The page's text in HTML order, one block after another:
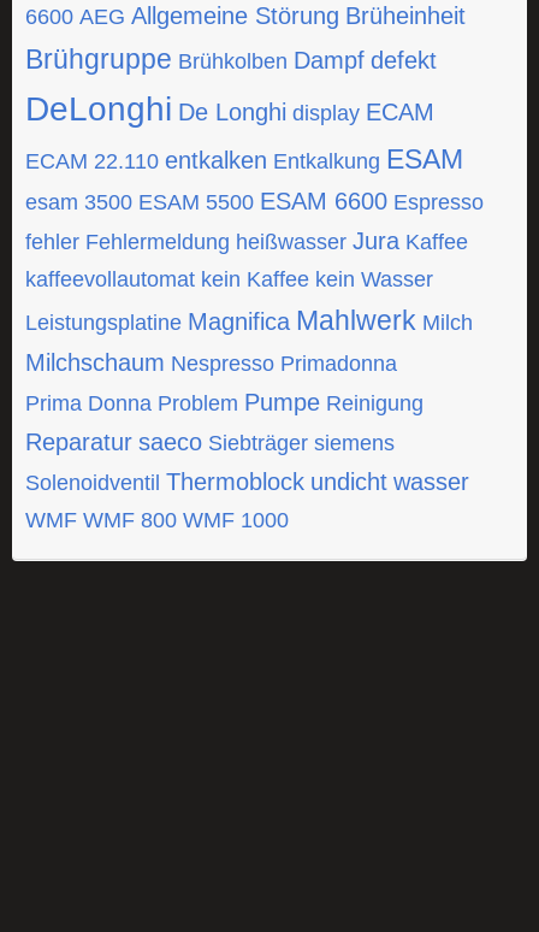
6600 AEG Allgemeine Störung Brüheinheit
Brühgruppe Brühkolben Dampf defekt
DeLonghi De Longhi display ECAM
ECAM 22.110 entkalken Entkalkung ESAM
esam 3500 ESAM 5500 ESAM 6600 Espresso
fehler Fehlermeldung heißwasser Jura Kaffee
kaffeevollautomat kein Kaffee kein Wasser
Leistungsplatine Magnifica Mahlwerk Milch
Milchschaum Nespresso Primadonna
Prima Donna Problem Pumpe Reinigung
Reparatur saeco Siebträger siemens
Solenoidventil Thermoblock undicht wasser
WMF WMF 800 WMF 1000